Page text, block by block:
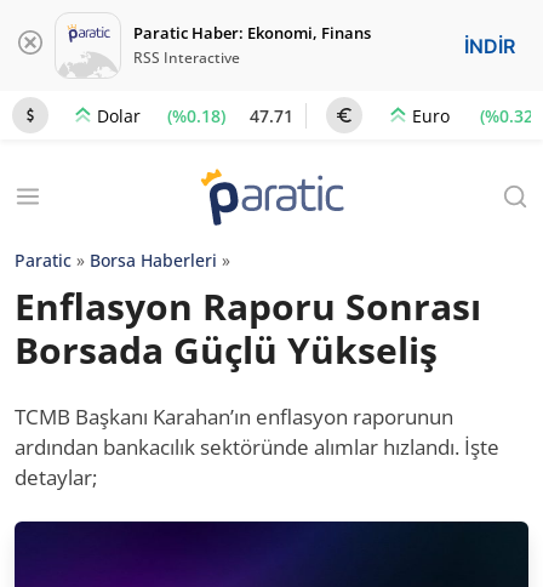
Paratic Haber: Ekonomi, Finans
RSS Interactive İNDİR
Dolar (%0.18) 47.71 Euro (%0.32)
Paratic » Borsa Haberleri »
Enflasyon Raporu Sonrası
Borsada Güçlü Yükseliş
TCMB Başkanı Karahan’ın enflasyon raporunun
ardından bankacılık sektöründe alımlar hızlandı. İşte
detaylar;